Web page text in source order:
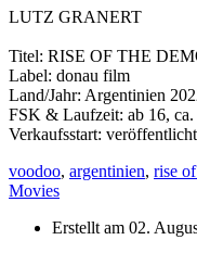
LUTZ GRANERT
Titel: RISE OF THE
Label: donau film
Land/Jahr: Argentinien
FSK & Laufzeit: ab 16,
Verkaufsstart: veröffentlicht
voodoo, argentinien, rise
Movies
Erstellt am 02.